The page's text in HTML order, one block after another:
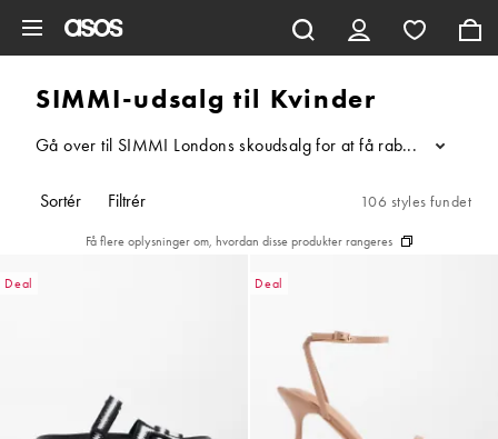
SIMMI-udsalg til Kvinder
Gå over til SIMMI Londons skoudsalg for at få rabat på
...
Sortér Filtrér 106 styles fundet
Få flere oplysninger om, hvordan disse produkter rangeres
Deal Deal